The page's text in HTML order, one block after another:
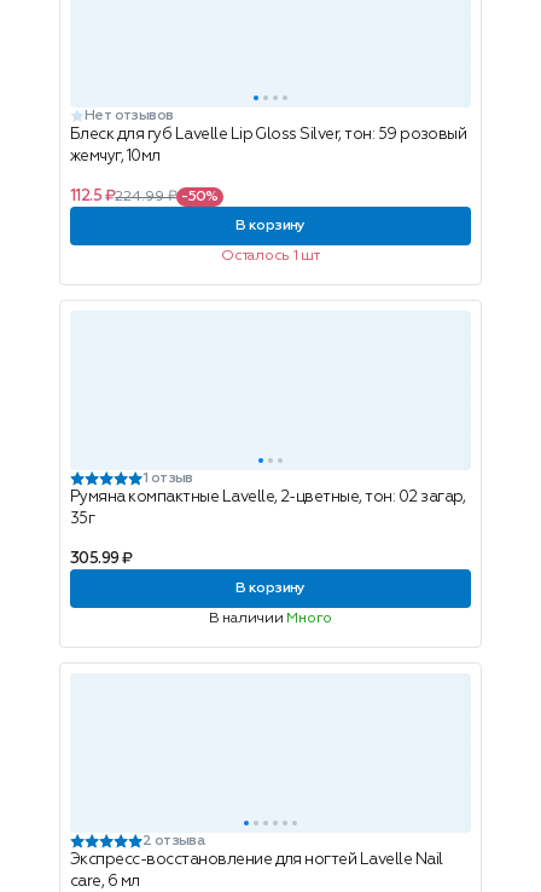
Нет отзывов
Блеск для губ Lavelle Lip Gloss Silver, тон: 59 розовый
жемчуг, 10мл
112.5 ₽224.99 ₽ -50%
В корзину
Осталось 1 шт
1 отзыв
Румяна компактные Lavelle, 2-цветные, тон: 02 загар,
35г
305.99 ₽
В корзину
В наличии Много
2 отзыва
Экспресс-восстановление для ногтей Lavelle Nail
care, 6 мл